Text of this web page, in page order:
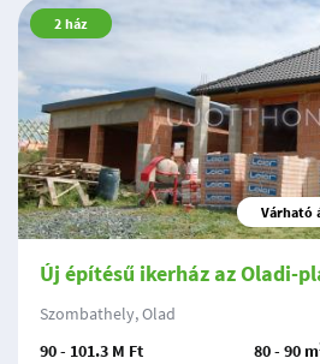
2 ház
Várható
Új építésű ikerház az Oladi-
Szombathely, Olad
90 - 101.3 M Ft
80 - 90 m